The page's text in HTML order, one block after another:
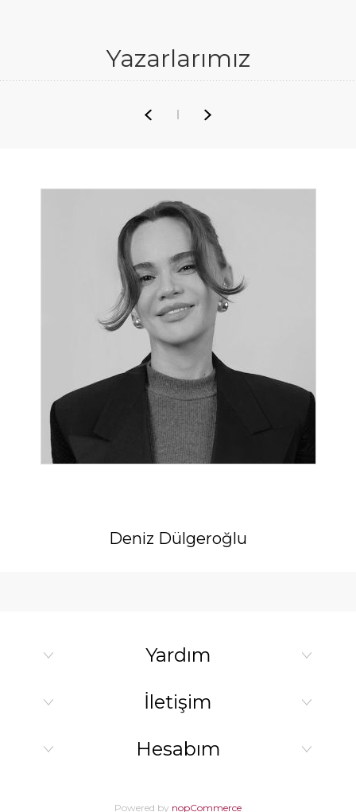
Yazarlarımız
Deniz Dülgeroğlu
Yardım
İletişim
Hesabım
Powered by nopCommerce